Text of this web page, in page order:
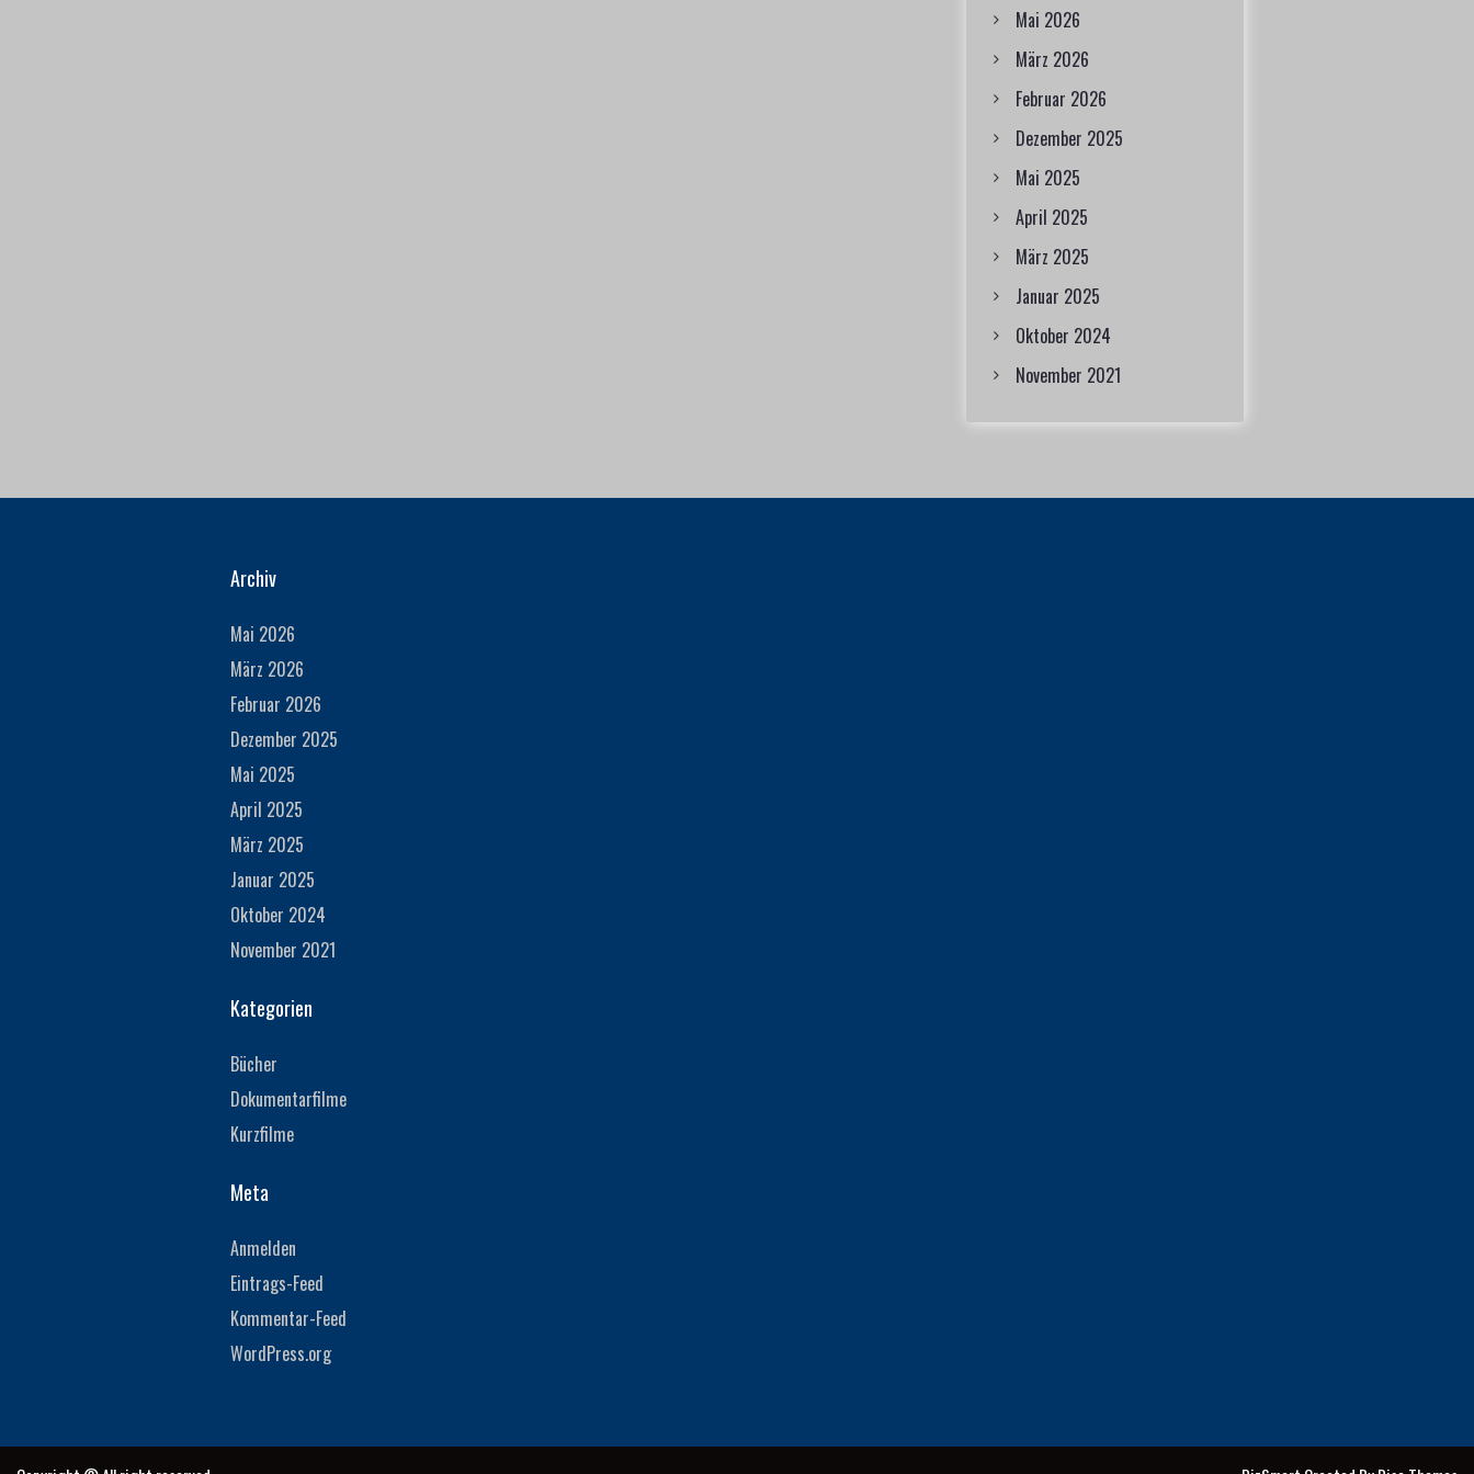
Mai 2026
März 2026
Februar 2026
Dezember 2025
Mai 2025
April 2025
März 2025
Januar 2025
Oktober 2024
November 2021
Archiv
Mai 2026
März 2026
Februar 2026
Dezember 2025
Mai 2025
April 2025
März 2025
Januar 2025
Oktober 2024
November 2021
Kategorien
Bücher
Dokumentarfilme
Kurzfilme
Meta
Anmelden
Eintrags-Feed
Kommentar-Feed
WordPress.org